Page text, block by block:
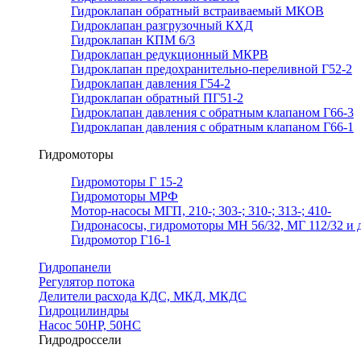
Гидроклапан обратный встраиваемый МКОВ
Гидроклапан разгрузочный КХД
Гидроклапан КПМ 6/3
Гидроклапан редукционный МКРВ
Гидроклапан предохранительно-переливной Г52-2
Гидроклапан давления Г54-2
Гидроклапан обратный ПГ51-2
Гидроклапан давления с обратным клапаном Г66-3
Гидроклапан давления с обратным клапаном Г66-1
Гидромоторы
Гидромоторы Г 15-2
Гидромоторы МРФ
Мотор-насосы МГП, 210-; 303-; 310-; 313-; 410-
Гидронасосы, гидромоторы МН 56/32, МГ 112/32 и
Гидромотор Г16-1
Гидропанели
Регулятор потока
Делители расхода КДС, МКД, МКДС
Гидроцилиндры
Насос 50НР, 50НС
Гидродроссели